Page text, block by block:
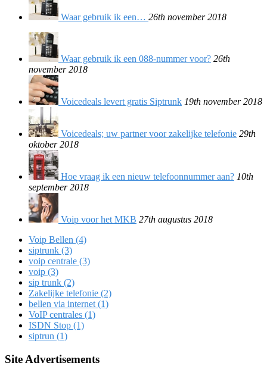
Waar gebruik ik een… 26th november 2018
Waar gebruik ik een 088-nummer voor? 26th
november 2018
Voicedeals levert gratis Siptrunk 19th november 2018
Voicedeals; uw partner voor zakelijke telefonie 29th
oktober 2018
Hoe vraag ik een nieuw telefoonnummer aan? 10th
september 2018
Voip voor het MKB 27th augustus 2018
Voip Bellen (4)
siptrunk (3)
voip centrale (3)
voip (3)
sip trunk (2)
Zakelijke telefonie (2)
bellen via internet (1)
VoIP centrales (1)
ISDN Stop (1)
siptrun (1)
Site Advertisements